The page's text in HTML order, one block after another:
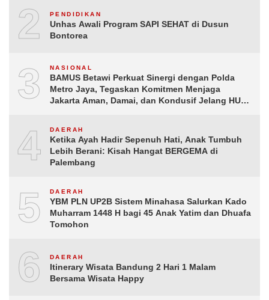
2 PENDIDIKAN
Unhas Awali Program SAPI SEHAT di Dusun
Bontorea
3 NASIONAL
BAMUS Betawi Perkuat Sinergi dengan Polda
Metro Jaya, Tegaskan Komitmen Menjaga
Jakarta Aman, Damai, dan Kondusif Jelang HUT
4 DAERAH
Ketika Ayah Hadir Sepenuh Hati, Anak Tumbuh
Lebih Berani: Kisah Hangat BERGEMA di
Palembang
5 DAERAH
YBM PLN UP2B Sistem Minahasa Salurkan Kado
Muharram 1448 H bagi 45 Anak Yatim dan Dhuafa
Tomohon
6 DAERAH
Itinerary Wisata Bandung 2 Hari 1 Malam
Bersama Wisata Happy